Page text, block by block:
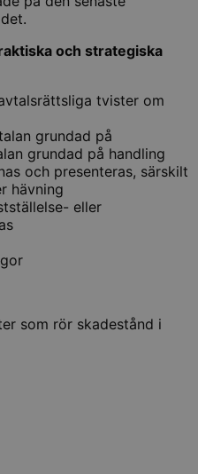
och strategiska
tvister om
grundad på
grundad på handling
och presenteras, särskilt
hävning
eller
som rör skadestånd i